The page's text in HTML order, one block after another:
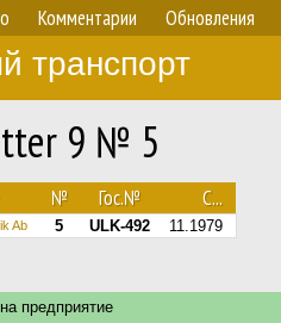
Комментарии Обновления
транспорт
9 № 5
№ Гос.№ С...
Ab 5 ULK-492 11.1979
предприятие